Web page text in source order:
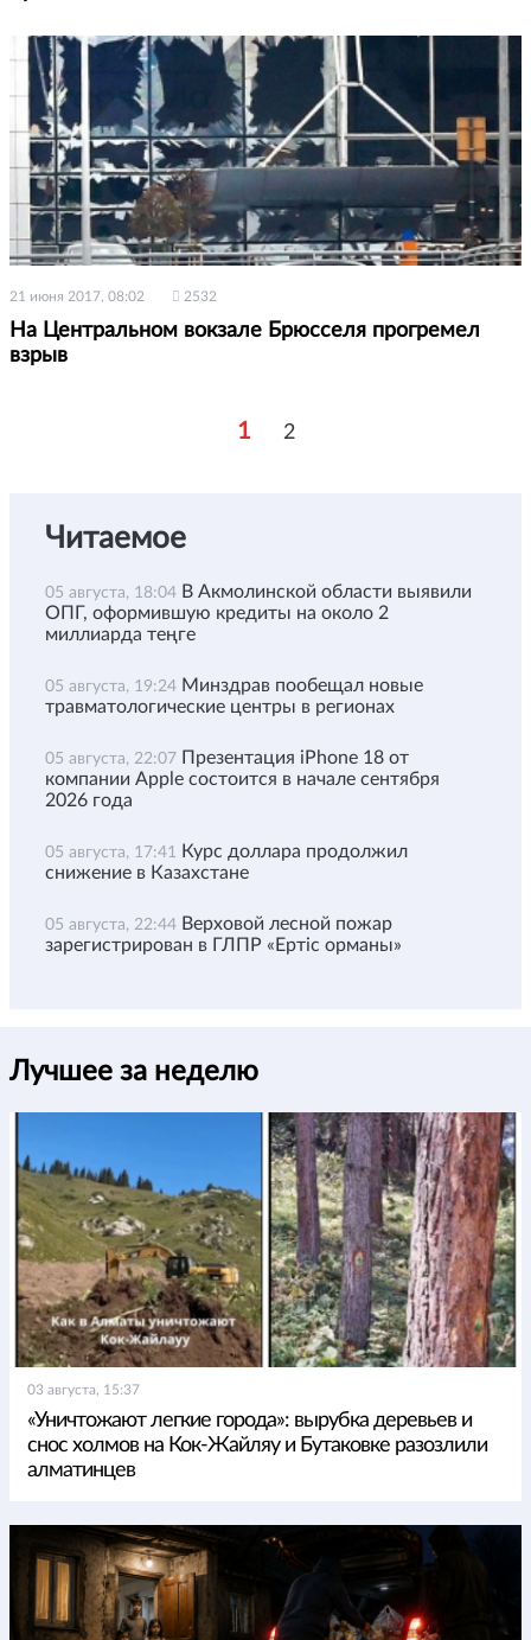
21 июня 2017, 08:02 2532
На Центральном вокзале Брюсселя прогремел
взрыв
1 2
Читаемое
05 августа, 18:04 В Акмолинской области выявили
ОПГ, оформившую кредиты на около 2
миллиарда теңге
05 августа, 19:24 Минздрав пообещал новые
травматологические центры в регионах
05 августа, 22:07 Презентация iPhone 18 от
компании Apple состоится в начале сентября
2026 года
05 августа, 17:41
Курс доллара продолжил
снижение в Казахстане
05 августа, 22:44 Верховой лесной пожар
зарегистрирован в ГЛПР «Ертіс орманы»
Лучшее за неделю
03 августа, 15:37
«Уничтожают легкие города»: вырубка деревьев и
снос холмов на Кок-Жайляу и Бутаковке разозлили
алматинцев